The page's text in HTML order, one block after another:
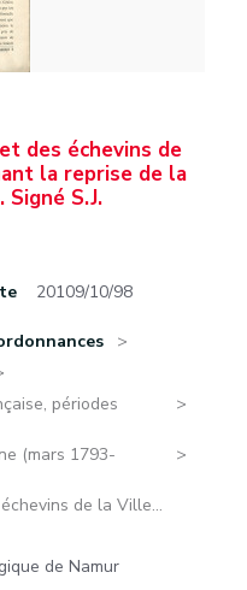
des échevins de
la reprise de la
S.J.
20109/10/98
périodes
(mars 1793-
de la Ville...
de Namur